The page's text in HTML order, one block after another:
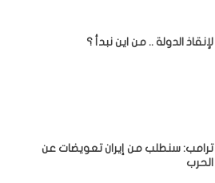
لإنقاذ الدولة .. من اين نبدأ ؟
ترامب: سنطلب من إيران تعويضات عن
الحرب